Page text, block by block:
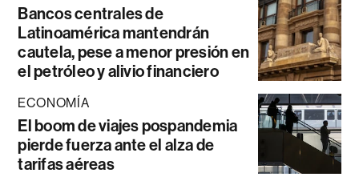
Bancos centrales de
Latinoamérica mantendrán
cautela, pese a menor presión en
el petróleo y alivio financiero
ECONOMÍA
El boom de viajes pospandemia
pierde fuerza ante el alza de
tarifas aéreas